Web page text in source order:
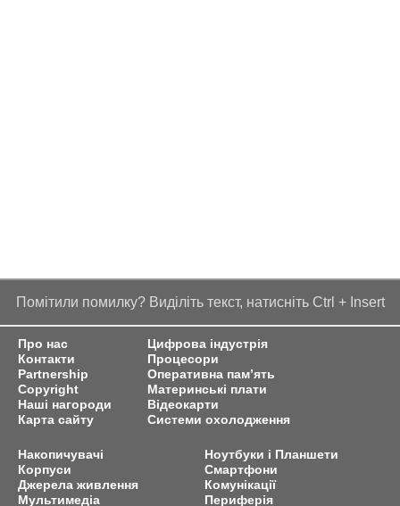
Помітили помилку? Виділіть текст, натисніть Ctrl + Insert
Про нас
Контакти
Partnership
Copyright
Наші нагороди
Карта сайту
Цифрова індустрія
Процесори
Оперативна пам’ять
Материнські плати
Відеокарти
Системи охолодження
Накопичувачі
Корпуси
Джерела живлення
Мультимедіа
Ноутбуки і Планшети
Смартфони
Комунікації
Периферія